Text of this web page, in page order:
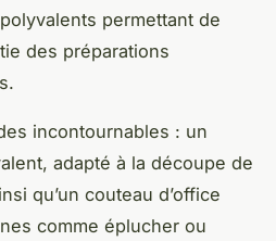
permettant de
des préparations
incontournables : un
adapté à la découpe de
qu’un couteau d’office
comme éplucher ou